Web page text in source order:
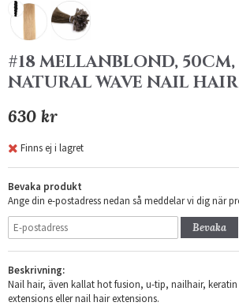
#18 MELLANBLOND, 50CM,
NATURAL WAVE NAIL HAIR
630 kr
Finns ej i lagret
Bevaka produkt
Ange din e-postadress nedan så meddelar vi dig när
Bevaka
Beskrivning:
Nail hair, även kallat hot fusion, u-tip, nailhair,
extensions eller nail hair extensions.